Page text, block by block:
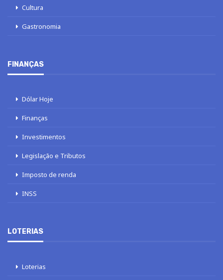
Cultura
Gastronomia
FINANÇAS
Dólar Hoje
Finanças
Investimentos
Legislação e Tributos
Imposto de renda
INSS
LOTERIAS
Loterias